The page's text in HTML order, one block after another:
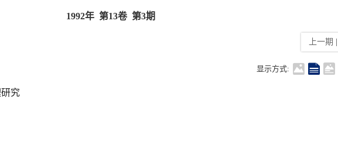
1992年 第13卷 第3期
上一期
显示方式:
究